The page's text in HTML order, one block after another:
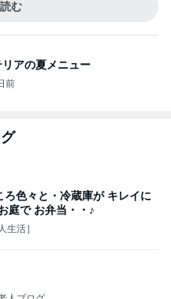
む
アの夏メニュー
前
ろ色々と・冷蔵庫が キレイに
庭で お弁当・・♪
生活］